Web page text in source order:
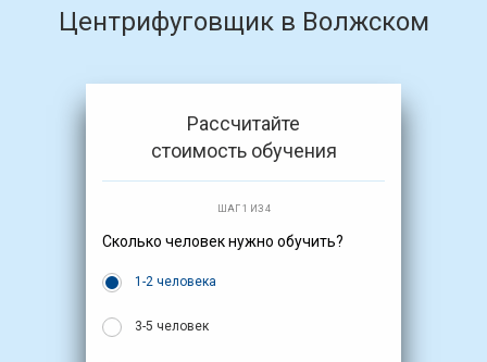
Центрифуговщик в Волжском
Рассчитайте
стоимость обучения
ШАГ 1 ИЗ 4
Сколько человек нужно обучить?
1-2 человека
3-5 человек